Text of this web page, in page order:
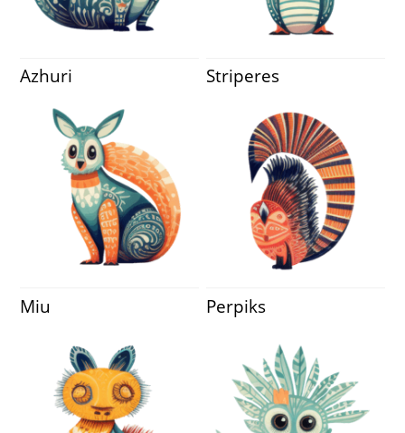
Azhuri Striperes
Miu Perpiks